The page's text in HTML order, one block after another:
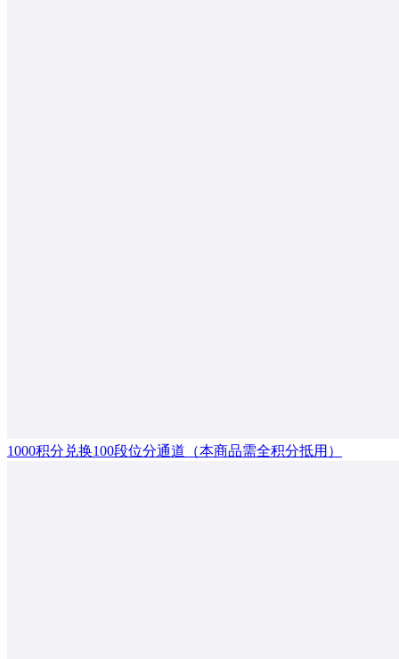
1000积分兑换100段位分通道（本商品需全积分抵用）